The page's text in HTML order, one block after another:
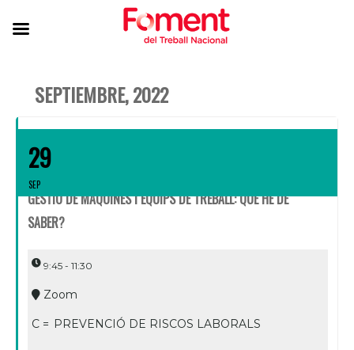
SEPTIEMBRE, 2022
29
SEP
GESTIÓ DE MÀQUINES I EQUIPS DE TREBALL: QUÈ HE DE
SABER?
9:45 - 11:30
Zoom
C = PREVENCIÓ DE RISCOS LABORALS